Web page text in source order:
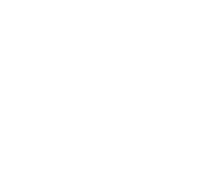
نرسیده به مصلی، موسسه فرهنگی-مطبوعاتی ایران
تمام حقوق این وب‌سایت نیز برای موسسه